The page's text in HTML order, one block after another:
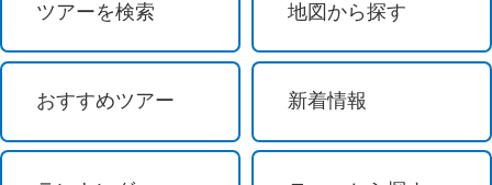
食べ放題
かにを食べるツアー
ツアーを検索 地図から探す
おすすめツアー 新着情報